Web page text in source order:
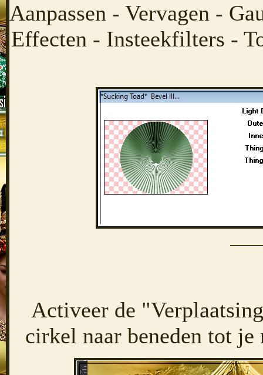
Aanpassen - Vervagen -
Effecten - Insteekfilters -
Activeer de
cirkel naar beneden tot